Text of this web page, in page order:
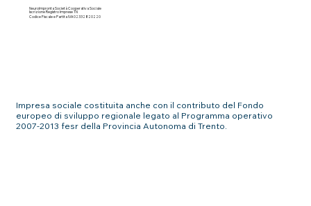
NeuroImpronta Società Cooperativa Sociale
Iscrizione Registro Imprese TN
Codice Fiscale e Partita IVA 02332820220
Impresa sociale costituita anche con il contributo del Fondo
europeo di sviluppo regionale legato al Programma operativo
2007-2013 fesr della Provincia Autonoma di Trento.